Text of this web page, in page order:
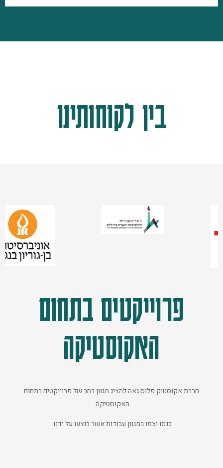
בין לקוחותינו
פרוייקטים בתחום
האקוסטיקה
חברת אקוסטיק פלוס גאה להציג מגוון רחב של פרוייקטים בתחום
האקוסטיקה.
כנסו וצפו במגוון עבודות אשר בוצעו על ידנו